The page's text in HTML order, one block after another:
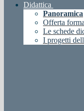
Didattica
Panoramica
Offerta
Le schede
I progetti